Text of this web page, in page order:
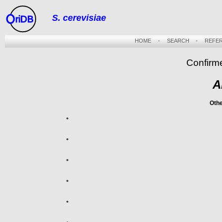
riDB S. cerevisiae
HOME- SEARCH -